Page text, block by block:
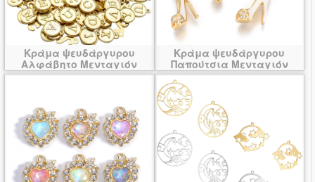
Κράμα ψευδάργυρου
Αλφάβητο Μενταγιόν
Κράμα ψευδάργυρου
Παπούτσια Μενταγιόν